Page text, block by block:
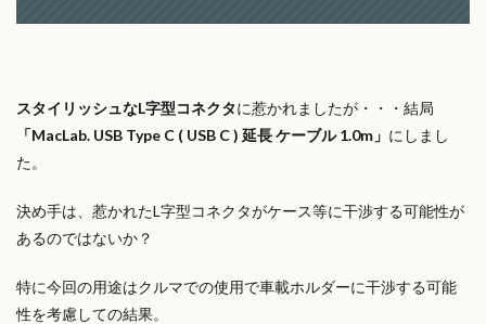
スタイリッシュなL字型コネクタに惹かれましたが・・・結局
「MacLab. USB Type C ( USB C ) 延長 ケーブル 1.0m 」 にしまし
た。
決め手は、惹かれたL字型コネクタがケース等に干渉する可能性が
あるのではないか？
特に今回の用途はクルマでの使用で車載ホルダーに干渉する可能
性を考慮しての結果。